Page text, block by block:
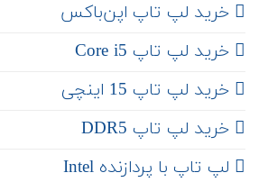
‌ خرید لپ تاپ اپن‌باکس
خرید لپ تاپ Core i5
‌‌ خرید لپ تاپ 15 اینچی
خرید لپ تاپ DDR5
لپ تاپ با پردازنده Intel